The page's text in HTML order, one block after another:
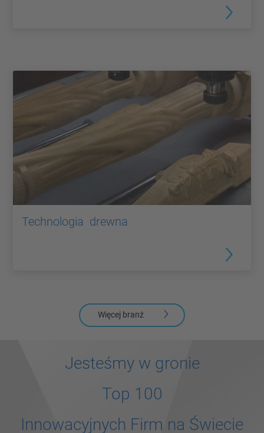
Technologia drewna
Więcej branż
Jesteśmy w gronie
Top 100
Innowacyjnych Firm na Świecie